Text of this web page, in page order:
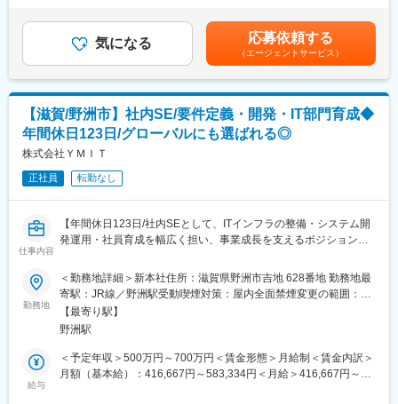
最新のIoT技術に注力しており、これまで人の手でアナログに行わ
れていた薬剤管理を、全自動で管理、調整、計測、分包まで対応
可能にしました。当社の製品やシステムが、24時間止めてはなら
ない医療現場の安心安全や、医療従事者の負担軽減に大きく貢献
しています。
◆高いシェアを持つ製品：
調剤というニッチな分野で、業界トップクラスのシェアを誇る製
品が多数あります。寡占市場だからこそ、競合製品を使っている
顧客からいかにシェアを獲得するか試行錯誤する面白さがありま
す。
・設計変更時の内容確認および登録サポート
・各生産拠点における代替品可否・工程差・治具差分などのルー
・製品データ・部品情報に関する問い合わせ対応
※海外対応は、英文テンプレートや翻訳ツールを活用いただきなが
ら対応できるレベルのものですのでご安心ください。
■教育体制：
入社後は、SAPおよびPLM（Windchill）を使用した業務を担当い
ただきます。部品や製品データの管理方法には明確なルールがあ
り、まずは日本工場分の業務からスタートし、OJTを通じて一つ
ひとつ理解を深めていただく流れとなります。
未経験の方も、決められた手順に沿って業務を進めていける環境
将来的には、海外工場分データの確認業務などにも段階的に携わ
っていただきます。
■組織について：
を大切にしており、査定とは別に定期的な1on1面談の場を設けて
います。業務面だけでなくキャリアの相談もしやすく、社員が生
は固定手当を含めた表記です。
気になる 応募依頼する
（エージェントサービス）
【滋賀/野洲市】社内SE/要件定義・開発・IT部門育成◆
年間休日123日/グローバルにも選ばれる◎
株式会社ＹＭＩＴ
正社員 転勤なし
仕事内容
【年間休日123日/社内SEとして、ITインフラの整備・システム開
発運用・社員育成を幅広く担い、事業成長を支えるポジションで
■業務概要
当社の社内SEとして、全社のITシステムの構築・運用・保守、業
務効率化に資するツールやアプリケーションの開発、IT関連課題
の解決をリードしていただきます。システムの運用だけでなく、
現場の声を汲み取り、要件定義から設計・開発・導入・保守まで
一貫して担当します。さらに、若手エンジニアの育成や、IT部門
勤務地
＜勤務地詳細＞新本社住所：滋賀県野洲市吉地 628番地 勤務地最
寄駅：JR線／野洲駅受動喫煙対策：屋内全面禁煙変更の範囲：会
社の定める事業所
【最寄り駅】
野洲駅
給与
＜予定年収＞500万円～700万円＜賃金形態＞月給制＜賃金内訳＞
月額（基本給）：416,667円～583,334円＜月給＞416,667円～